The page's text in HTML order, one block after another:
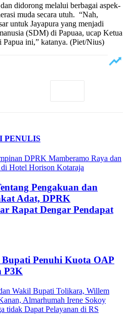
didorong melalui berbagai aspek-
muda secara utuh. “Nah,
untuk Jayapura yang menjadi
(SDM) di Papuaa, ucap Ketua
ini,” katanya. (Piet/Nius)
PENULIS
Pengakuan dan
Adat, DPRK
Rapat Dengar Pendapat
Penuhi Kuota OAP
P3K